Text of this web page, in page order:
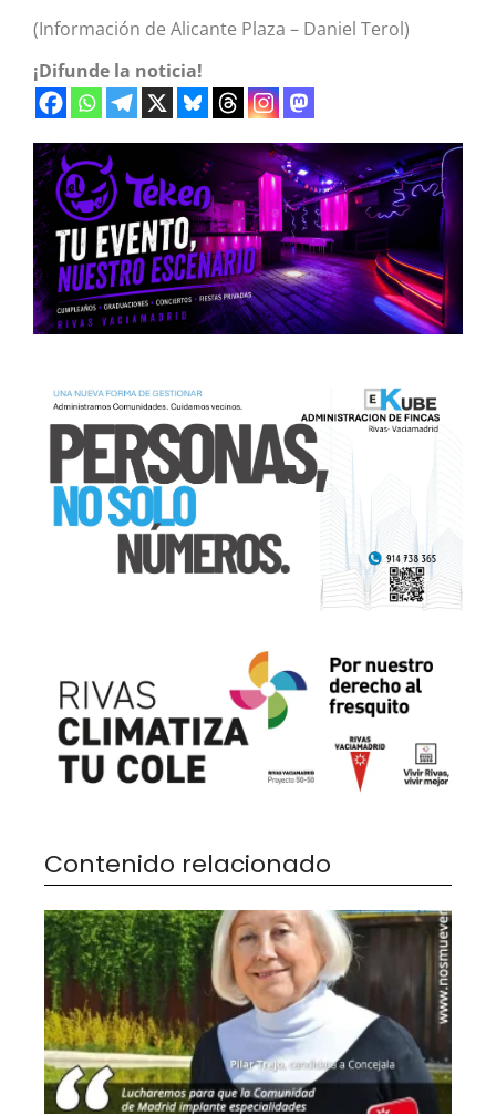
(Información de Alicante Plaza – Daniel Terol)
¡Difunde la noticia!
Contenido relacionado